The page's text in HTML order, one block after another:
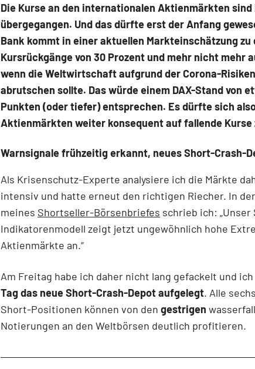
Die Kurse an den internationalen Aktienmärkten sind
übergegangen. Und das dürfte erst der Anfang
Bank kommt in einer aktuellen Markteinschätzung zu
Kursrückgänge von 30 Prozent und mehr nicht mehr
wenn die Weltwirtschaft aufgrund der Corona-
abrutschen sollte. Das würde einem DAX-Stand von
Punkten (oder tiefer) entsprechen. Es dürfte sich
Aktienmärkten weiter konsequent auf fallende Kurse
Warnsignale frühzeitig erkannt, neues Short-Crash-
Als Krisenschutz-Experte analysiere ich die Märkte
intensiv und hatte erneut den richtigen Riecher. In
meines Shortseller-Börsenbriefes schrieb ich:
Indikatorenmodell zeigt jetzt ungewöhnlich hohe
Aktienmärkte an.“
Am Freitag habe ich daher nicht lang gefackelt und ich
Tag das neue Short-Crash-Depot aufgelegt. Alle
Short-Positionen können von den gestrigen
Notierungen an den Weltbörsen deutlich profitieren.